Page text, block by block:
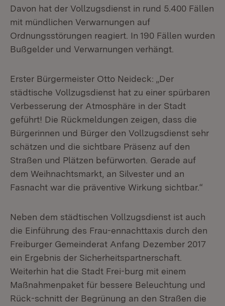
Davon hat der Vollzugsdienst in rund 5.400 Fällen
mit mündlichen Verwarnungen auf
Ordnungsstörungen reagiert. In 190 Fällen wurden
Bußgelder und Verwarnungen verhängt.
Erster Bürgermeister Otto Neideck: „Der
städtische Vollzugsdienst hat zu einer spürbaren
Verbesserung der Atmosphäre in der Stadt
geführt! Die Rückmeldungen zeigen, dass die
Bürgerinnen und Bürger den Vollzugsdienst sehr
schätzen und die sichtbare Präsenz auf den
Straßen und Plätzen befürworten. Gerade auf
dem Weihnachtsmarkt, an Silvester und an
Fasnacht war die präventive Wirkung sichtbar.“
Neben dem städtischen Vollzugsdienst ist auch
die Einführung des Frau-ennachttaxis durch den
Freiburger Gemeinderat Anfang Dezember 2017
ein Ergebnis der Sicherheitspartnerschaft.
Weiterhin hat die Stadt Frei-burg mit einem
Maßnahmenpaket für bessere Beleuchtung und
Rück-schnitt der Begrünung an den Straßen die